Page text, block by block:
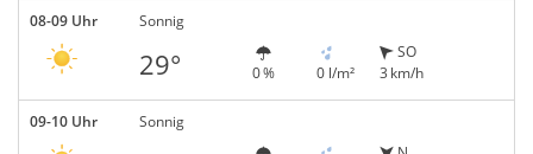
08-09 Uhr Sonnig
29° 0 % 0 l/m²
SO
3 km/h
09-10 Uhr Sonnig